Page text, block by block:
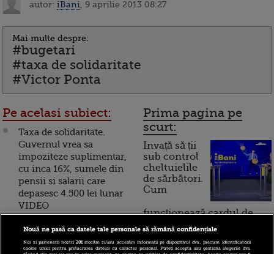
autor: iBani , 9 aprilie 2013 08:27
Mai multe despre:
#bugetari
#taxa de solidaritate
#Victor Ponta
Pe acelasi subiect:
Taxa de solidaritate.
Guvernul vrea sa
impoziteze suplimentar,
cu inca 16%, sumele din
pensii si salarii care
depasesc 4.500 lei lunar
VIDEO
Premierul Ponta vrea
taxa de solidaritate
pentru bugetarii cu
Prima pagina pe
scurt:
Invață să ții
sub control
cheltuielile
de sărbători.
Cum
funcționează cardul de
cumpărături
Nouă ne pasă ca datele tale personale să rămână confidențiale
Noi și partenerii noștri201stocăm și/sau accesăm informații pe dispozitivul dvs., precum identificatorii
cookie unici pentru prelucrarea datelor cu caracter personal. Puteți accepta sau gestiona alegerile dvs.